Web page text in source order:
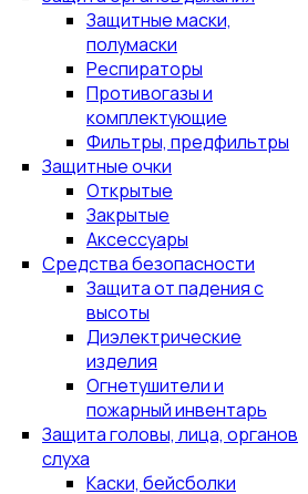
Защитные маски,
полумаски
Респираторы
Противогазы и
комплектующие
Фильтры, предфильтры
Защитные очки
Открытые
Закрытые
Аксессуары
Средства безопасности
Защита от падения с
высоты
Диэлектрические
изделия
Огнетушители и
пожарный инвентарь
Защита головы, лица, органов
слуха
Каски, бейсболки